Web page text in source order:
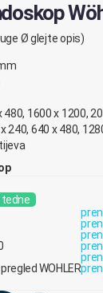
Ø glejteopis)
1600 x 1200,
240, 640 x 480,
tedne
WOHLER